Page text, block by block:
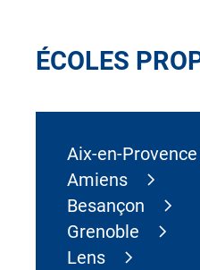
ÉCOLES
Aix-en-Provence
Amiens
Besançon
Grenoble
Lens